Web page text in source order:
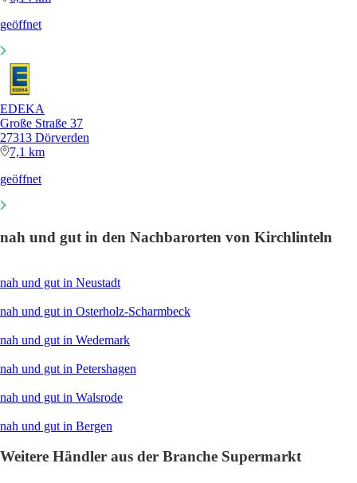
geöffnet
EDEKA
Große Straße 37
27313 Dörverden
7,1 km
geöffnet
nah und gut in den Nachbarorten von Kirchlinteln
nah und gut in Neustadt
nah und gut in Osterholz-Scharmbeck
nah und gut in Wedemark
nah und gut in Petershagen
nah und gut in Walsrode
nah und gut in Bergen
Weitere Händler aus der Branche Supermarkt